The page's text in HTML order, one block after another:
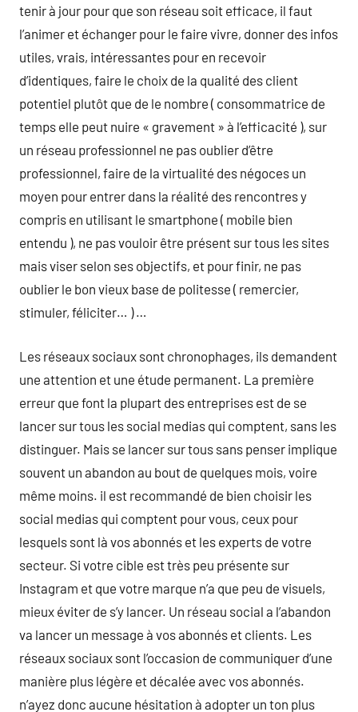
tenir à jour pour que son réseau soit efficace, il faut
l’animer et échanger pour le faire vivre, donner des infos
utiles, vrais, intéressantes pour en recevoir
d’identiques, faire le choix de la qualité des client
potentiel plutôt que de le nombre ( consommatrice de
temps elle peut nuire « gravement » à l’efficacité ), sur
un réseau professionnel ne pas oublier d’être
professionnel, faire de la virtualité des négoces un
moyen pour entrer dans la réalité des rencontres y
compris en utilisant le smartphone ( mobile bien
entendu ), ne pas vouloir être présent sur tous les sites
mais viser selon ses objectifs, et pour finir, ne pas
oublier le bon vieux base de politesse ( remercier,
stimuler, féliciter… ) …
Les réseaux sociaux sont chronophages, ils demandent
une attention et une étude permanent. La première
erreur que font la plupart des entreprises est de se
lancer sur tous les social medias qui comptent, sans les
distinguer. Mais se lancer sur tous sans penser implique
souvent un abandon au bout de quelques mois, voire
même moins. il est recommandé de bien choisir les
social medias qui comptent pour vous, ceux pour
lesquels sont là vos abonnés et les experts de votre
secteur. Si votre cible est très peu présente sur
Instagram et que votre marque n’a que peu de visuels,
mieux éviter de s’y lancer. Un réseau social a l’abandon
va lancer un message à vos abonnés et clients. Les
réseaux sociaux sont l’occasion de communiquer d’une
manière plus légère et décalée avec vos abonnés.
n’ayez donc aucune hésitation à adopter un ton plus